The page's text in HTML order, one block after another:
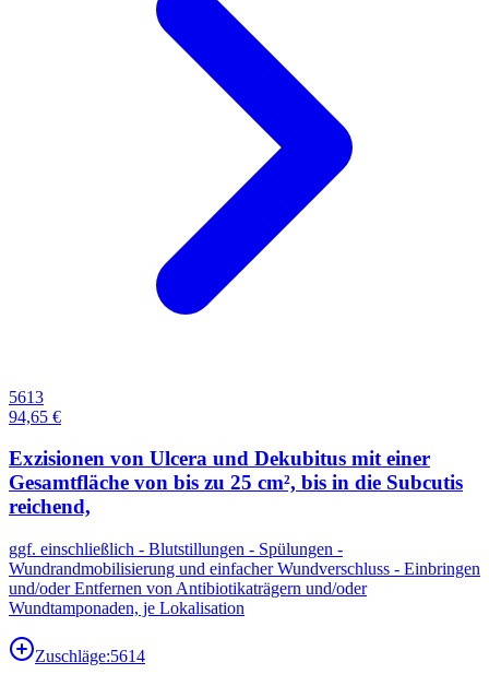
5613
94,65 €
Exzisionen von Ulcera und Dekubitus mit einer
Gesamtfläche von bis zu 25 cm², bis in die Subcutis
reichend,
ggf. einschließlich - Blutstillungen - Spülungen -
Wundrandmobilisierung und einfacher Wundverschluss - Einbringen
und/oder Entfernen von Antibiotikaträgern und/oder
Wundtamponaden, je Lokalisation
Zuschläge:5614